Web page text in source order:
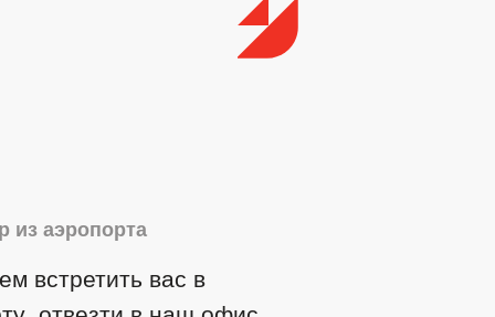
из аэропорта
встретить вас в